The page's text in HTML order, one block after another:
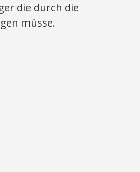
die durch die
müsse.